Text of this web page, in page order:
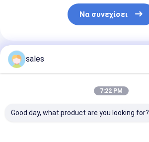
Να συνεχίσει
Συνιστώμενα Προϊόντα
sales
7:22 PM
Good day, what product are you looking for?